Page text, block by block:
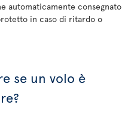
automaticamente consegnato
in caso di ritardo o
se un volo è